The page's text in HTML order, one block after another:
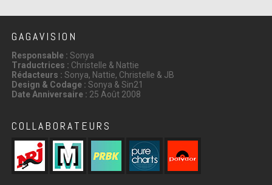
GAGAVISION
Responsable : Sonya
Traductrices : Christelle & Nattie
Rédacteurs : Sonya, Nattie, Christelle & JB
Design & Codage : Sonya & Sin21
Date Anniversaire : 25 Août 2008
COLLABORATEURS